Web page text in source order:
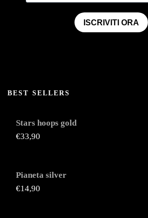
ISCRIVITI ORA
BEST SELLERS
Stars hoops gold
€33,90
Pianeta silver
€14,90